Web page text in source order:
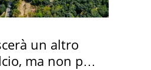
un altro
ma non per